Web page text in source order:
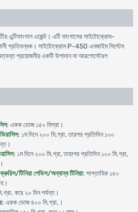
এন্টিফাংগাল এজেন্ট। এটি ফাংগাসের সাইটোক্রোম-
প্রতিবন্ধক। সাইটোক্রোম P-450 এনজাইম সিস্টেম
প্রয়োজনীয় একটি উপাদান যা আরগোস্টেরল
: একক ডোজ ১৫০ মিগ্রা।
: ১ম দিনে ২০০ মি.গ্রা. তারপর প্রতিদিন ১০০
: ১ম দিনে ২০০ মি.গ্রা, তারাপর প্রতিদিন ১০০ মি.গ্রা,
ক্রুরিস/টিনিয়া পেডিস/অন্যান্য টিনিয়া: সাপ্তাহিক ১৫০
করে ২০ দিন পর্যন্ত।
: একক ডোজ ৪০০ মি.গ্রা.।